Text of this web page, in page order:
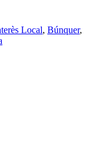
Local, Búnquer,